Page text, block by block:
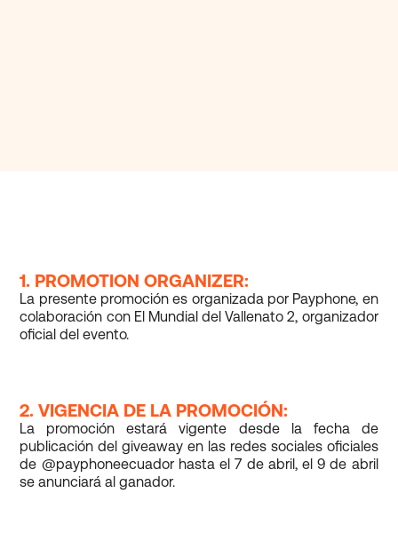
1. PROMOTION ORGANIZER:
La presente promoción es organizada por Payphone, en
colaboración con El Mundial del Vallenato 2, organizador
oficial del evento.
2. VIGENCIA DE LA PROMOCIÓN:
La promoción estará vigente desde la fecha de
publicación del giveaway en las redes sociales oficiales
de @payphoneecuador hasta el 7 de abril, el 9 de abril
se anunciará al ganador.